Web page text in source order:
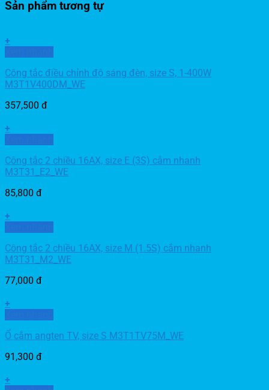
Sản phẩm tương tự
+
Công tắc điều chỉnh độ sáng đèn, size S, 1-400W
M3T1V400DM_WE
357,500 đ
+
Công tắc 2 chiều 16AX, size E (3S) cắm nhanh
M3T31_E2_WE
85,800 đ
+
Công tắc 2 chiều 16AX, size M (1.5S) cắm nhanh
M3T31_M2_WE
77,000 đ
+
Ổ cắm angten TV, size S M3T1TV75M_WE
91,300 đ
+